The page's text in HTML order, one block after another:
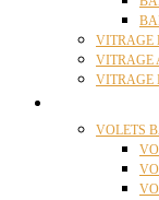
VITRAGE
VITRAGE
VITRAGE
VOLETS